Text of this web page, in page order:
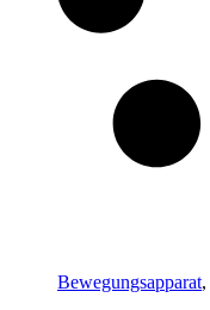
Bewegungsapparat,